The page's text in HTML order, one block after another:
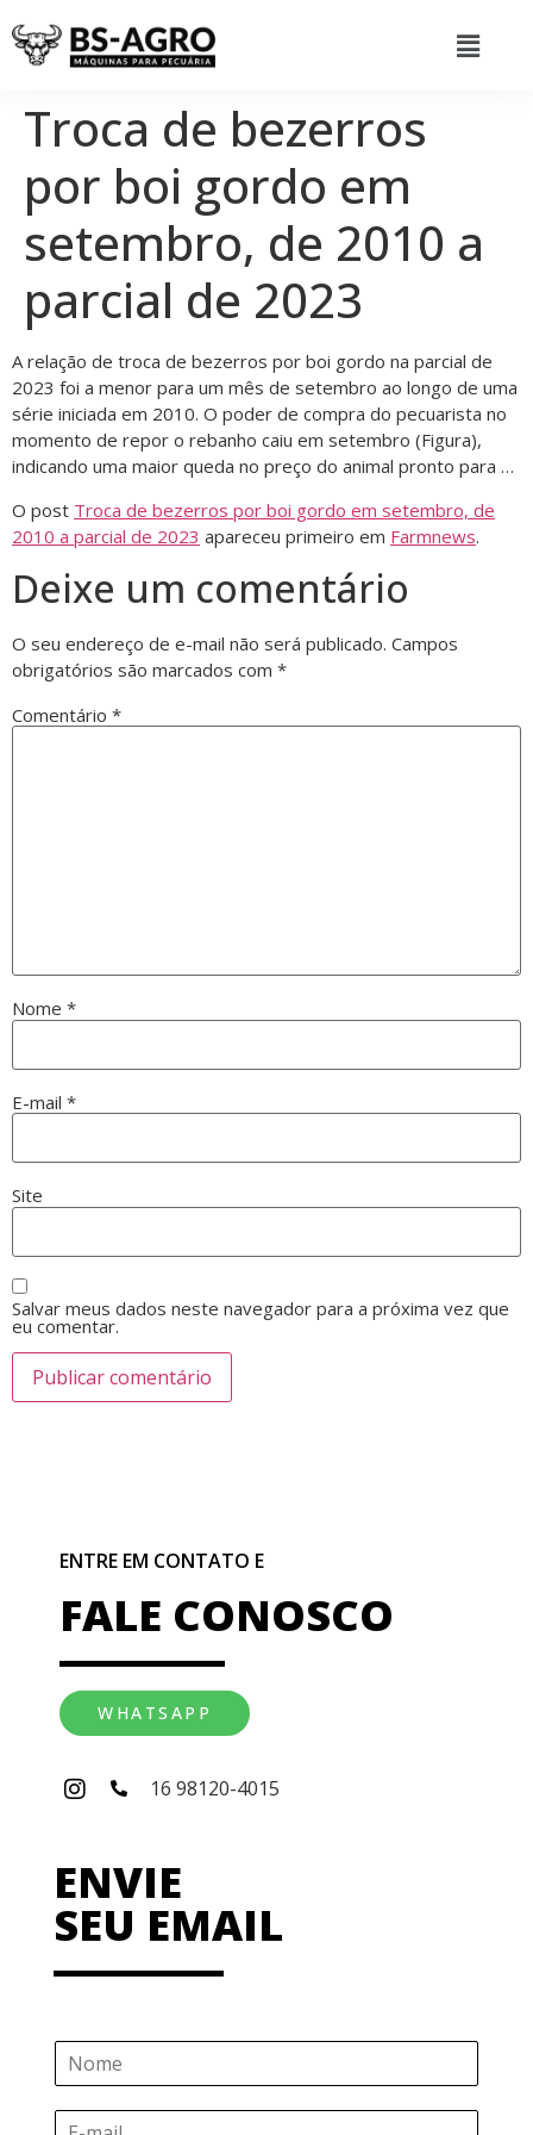
Troca de bezerros
por boi gordo em
setembro, de 2010 a
parcial de 2023
A relação de troca de bezerros por boi gordo na parcial de
2023 foi a menor para um mês de setembro ao longo de uma
série iniciada em 2010. O poder de compra do pecuarista no
momento de repor o rebanho caiu em setembro (Figura),
indicando uma maior queda no preço do animal pronto para …
O post Troca de bezerros por boi gordo em setembro, de
2010 a parcial de 2023 apareceu primeiro em Farmnews.
Deixe um comentário
O seu endereço de e-mail não será publicado. Campos
obrigatórios são marcados com *
Comentário *
Nome *
E-mail *
Site
Salvar meus dados neste navegador para a próxima vez que
eu comentar.
ENTRE EM CONTATO E
FALE CONOSCO
WHATSAPP
16 98120-4015
ENVIE
SEU EMAIL
N
E